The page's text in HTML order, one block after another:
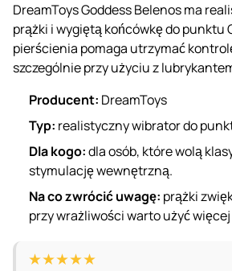
DreamToys Goddess Belenos ma
prążki i wygiętą końcówkę do punktu
pierścienia pomaga utrzymać
szczególnie przy użyciu z
Producent: DreamToys
Typ: realistyczny wibratordo
Dla kogo:dla osób, które wolą
stymulację wewnętrzną.
Na co zwrócić uwagę: prążki
przy wrażliwości warto użyć
★★★★★